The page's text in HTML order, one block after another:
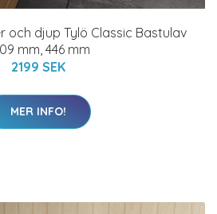
och djup Tylö Classic Bastulav
mm, 446 mm
2199 SEK
MER INFO!